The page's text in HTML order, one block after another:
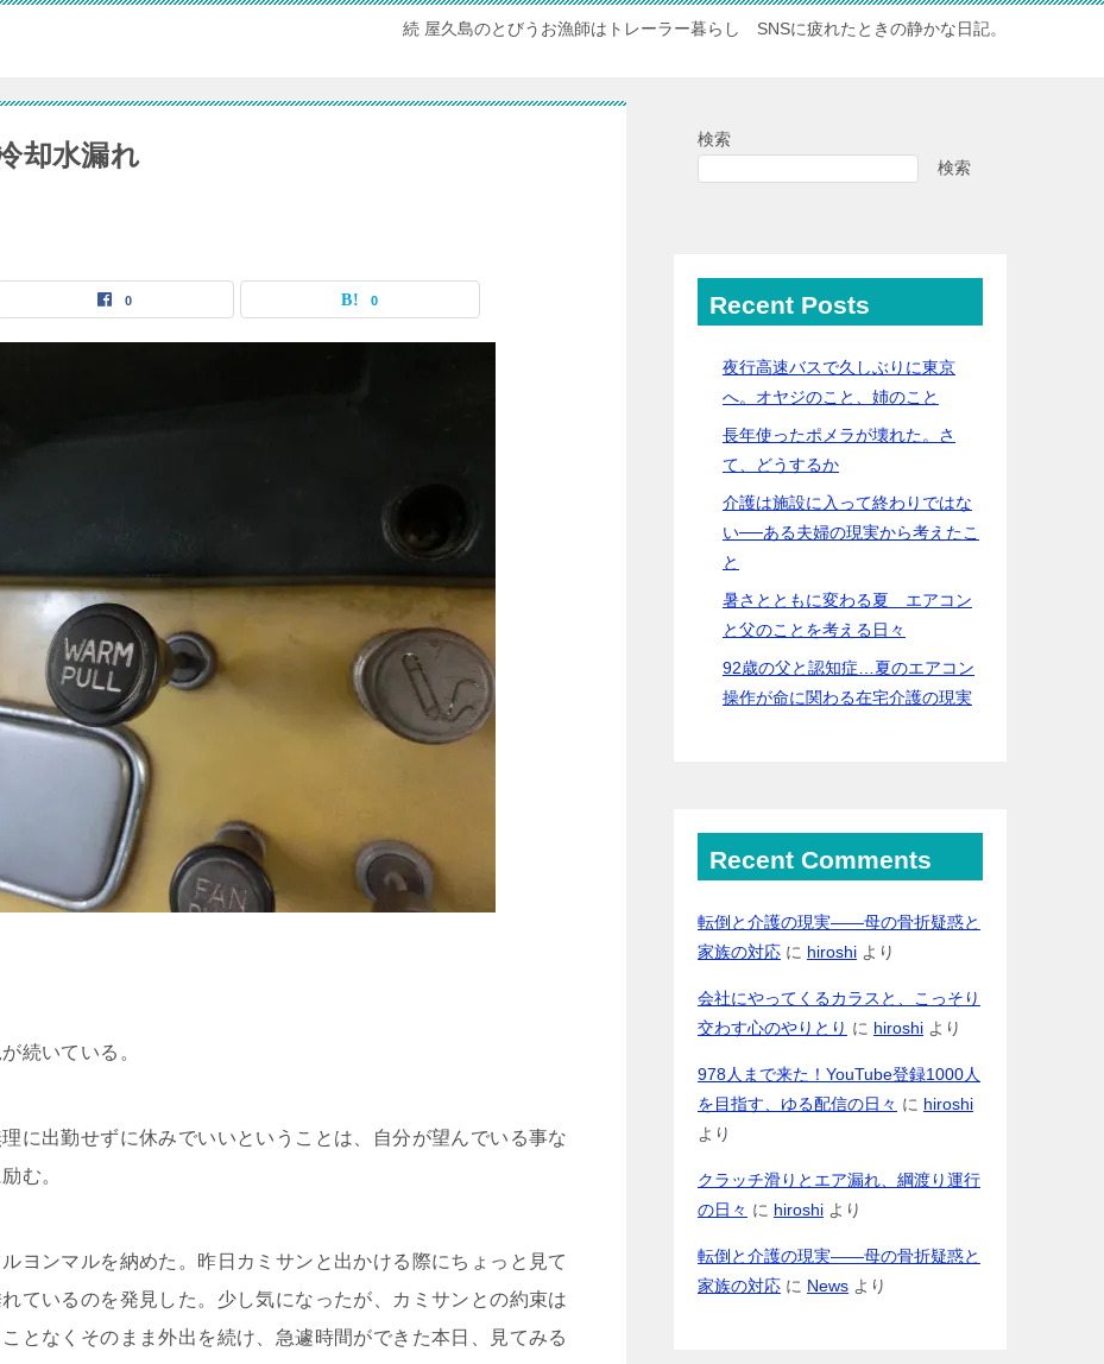
続 屋久島のとびうお漁師はトレーラー暮らし SNSに疲れたときの静かな日記。
却水漏れ
0 0
続いている。
に出勤せずに休みでいいということは、自分が望んでいる事な
む。
ヨンマルを納めた。昨日カミサンと出かける際にちょっと見て
ているのを発見した。少し気になったが、カミサンとの約束は
となくそのまま外出を続け、急遽時間ができた本日、見てみる
検索
検索
Recent Posts
夜行高速バスで久しぶりに東京
へ。オヤジのこと、姉のこと
長年使ったポメラが壊れた。さ
て、どうするか
介護は施設に入って終わりではな
い──ある夫婦の現実から考えたこ
と
暑さとともに変わる夏 エアコン
と父のことを考える日々
92歳の父と認知症…夏のエアコン
操作が命に関わる在宅介護の現実
Recent Comments
転倒と介護の現実――母の骨折疑惑と
家族の対応 に hiroshi より
会社にやってくるカラスと、こっそり
交わす心のやりとり に hiroshi より
978人まで来た！YouTube登録1000人
を目指す、ゆる配信の日々 に hiroshi
より
クラッチ滑りとエア漏れ、綱渡り運行
の日々 に hiroshi より
転倒と介護の現実――母の骨折疑惑と
家族の対応 に News より